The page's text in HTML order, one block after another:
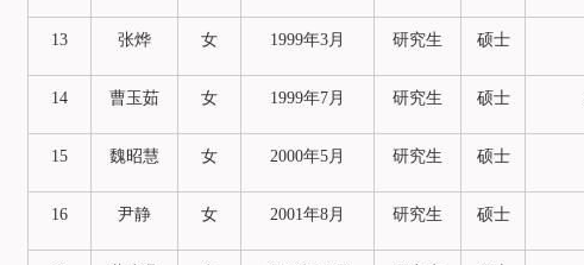
13 张烨 女 1999年3月 研究生 硕士
14 曹玉茹 女 1999年7月 研究生 硕士
15 魏昭慧 女 2000年5月 研究生 硕士
16 尹静 女 2001年8月 研究生 硕士